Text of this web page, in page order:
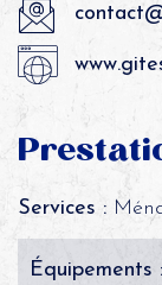
Services :
Équipements :